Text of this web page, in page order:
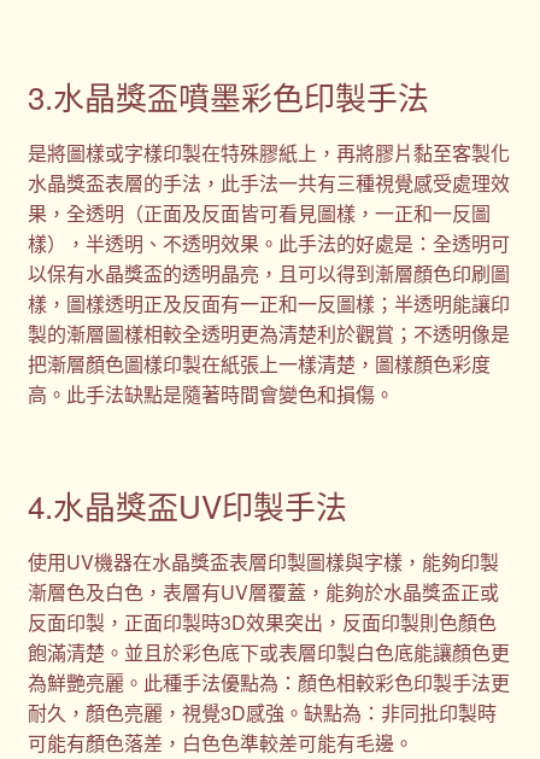
3.水晶獎盃噴墨彩色印製手法
是將圖樣或字樣印製在特殊膠紙上，再將膠片黏至客製化
水晶獎盃表層的手法，此手法一共有三種視覺感受處理效
果，全透明（正面及反面皆可看見圖樣，一正和一反圖
樣），半透明、不透明效果。此手法的好處是：全透明可
以保有水晶獎盃的透明晶亮，且可以得到漸層顏色印刷圖
樣，圖樣透明正及反面有一正和一反圖樣；半透明能讓印
製的漸層圖樣相較全透明更為清楚利於觀賞；不透明像是
把漸層顏色圖樣印製在紙張上一樣清楚，圖樣顏色彩度
高。此手法缺點是隨著時間會變色和損傷。
4.水晶獎盃UV印製手法
使用UV機器在水晶獎盃表層印製圖樣與字樣，能夠印製
漸層色及白色，表層有UV層覆蓋，能夠於水晶獎盃正或
反面印製，正面印製時3D效果突出，反面印製則色顏色
飽滿清楚。並且於彩色底下或表層印製白色底能讓顏色更
為鮮艷亮麗。此種手法優點為：顏色相較彩色印製手法更
耐久，顏色亮麗，視覺3D感強。缺點為：非同批印製時
可能有顏色落差，白色色準較差可能有毛邊。